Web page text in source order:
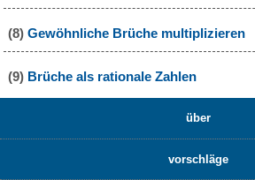
(8) Gewöhnliche Brüche multiplizieren
(9) Brüche als rationale Zahlen
über
vorschläge